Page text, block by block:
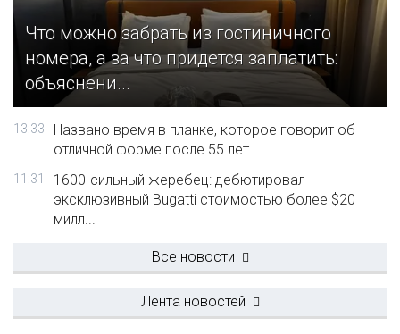
Что можно забрать из гостиничного
номера, а за что придется заплатить:
объяснени...
13:33
Названо время в планке, которое говорит об
отличной форме после 55 лет
11:31
1600-сильный жеребец: дебютировал
эксклюзивный Bugatti стоимостью более $20
милл...
Все новости
Лента новостей